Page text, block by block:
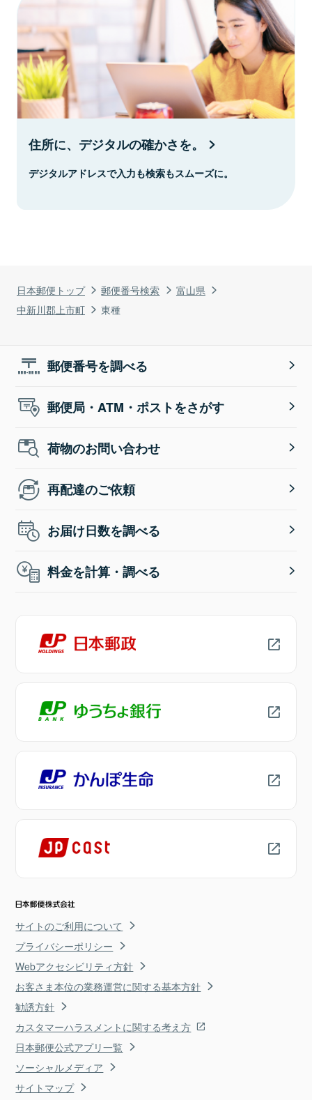
日本郵便トップ 郵便番号検索
富山県
中新川郡上市町
東種
住所に、デジタルの確かさを。
デジタルアドレスで入力も検索もスムーズに。
郵便番号を調べる
郵便局・ATM・ポストをさがす
荷物のお問い合わせ
再配達のご依頼
お届け日数を調べる
料金を計算・調べる
サイトのご利用について
プライバシーポリシー
Webアクセシビリティ方針
お客さま本位の業務運営に関する基本方針
勧誘方針
カスタマーハラスメントに関する考え方
日本郵便公式アプリ一覧
ソーシャルメディア
サイトマップ